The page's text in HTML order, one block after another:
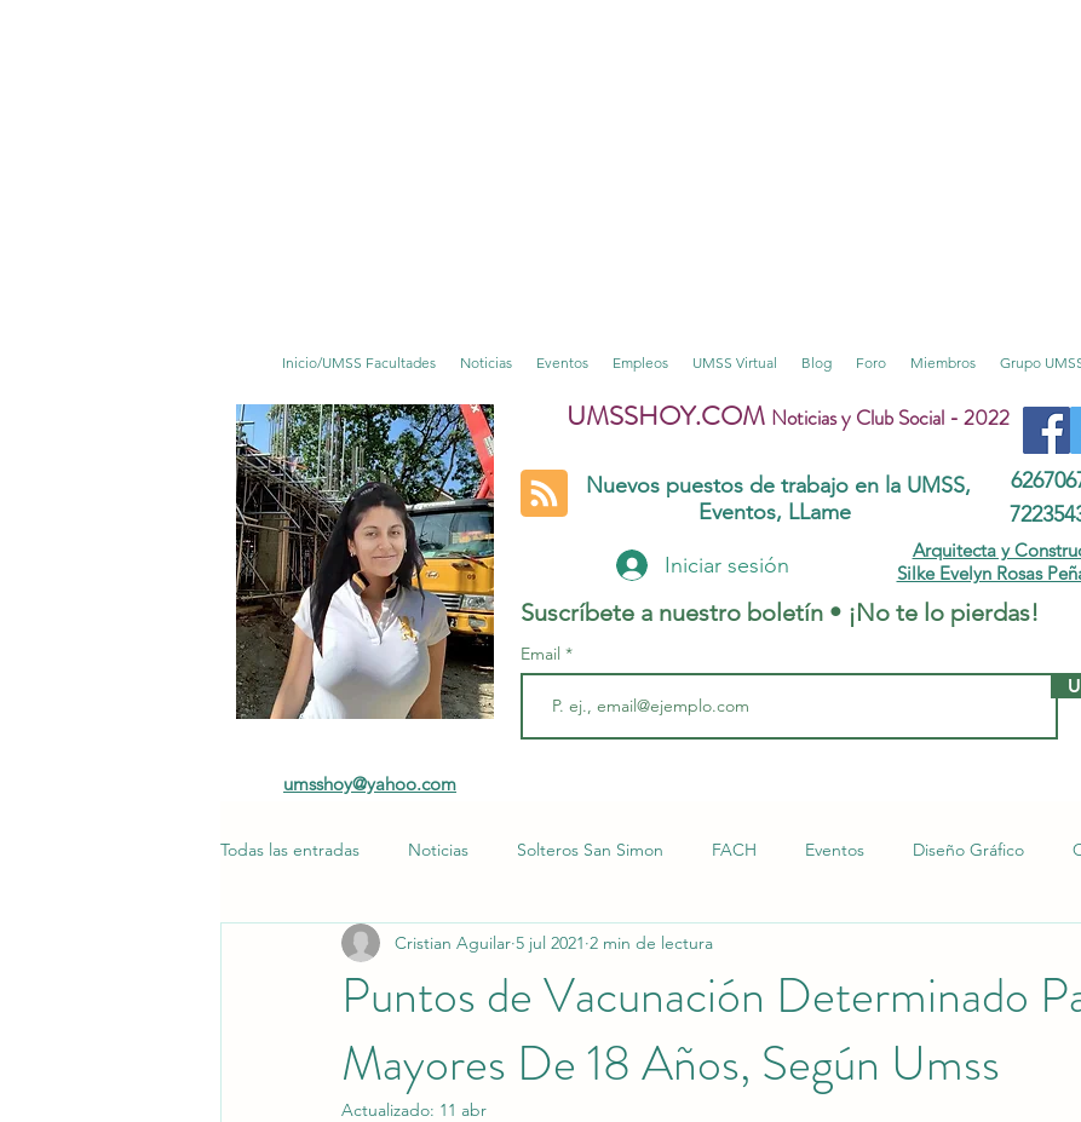
Inicio/UMSS Facultades Noticias Eventos Empleos UMSS Virtual Blog Foro Miembros Grupo
umsshoy@yahoo.com
UMSSHOY.COM Noticias y Club Social - 2022
Nuevos puestos de trabajo en la UMSS,
Eventos, LLame
Iniciar sesión
Arquitecta y
Silke Evelyn Rosas
Suscríbete a nuestro boletín • ¡No te lo pierdas!
Email
Todas las entradas Noticias Solteros San Simon FACH Eventos Diseño Gráfico
Opiniones UMSS Medicina Más Popular Derecho
Puntos de Vacunación Determinado
Mayores De 18 Años, Según Umss
Cristian Aguilar 5 jul 2021 2 min de lectura
Actualizado: 11 abr